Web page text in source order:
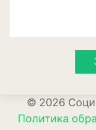
Персик
Слива
© 2026
Политика